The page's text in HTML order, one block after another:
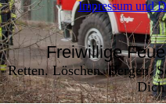
Impressum und
Freiwillige
Retten. Löschen. Bergen.